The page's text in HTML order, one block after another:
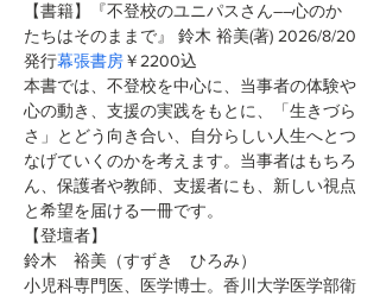
【書籍】『不登校のユニパスさん――心のか
たちはそのままで』 鈴木 裕美(著) 2026/8/20
発行幕張書房￥2200込
本書では、不登校を中心に、当事者の体験や
心の動き、支援の実践をもとに、「生きづら
さ」とどう向き合い、自分らしい人生へとつ
なげていくのかを考えます。当事者はもちろ
ん、保護者や教師、支援者にも、新しい視点
と希望を届ける一冊です。
【登壇者】
鈴木　裕美（すずき　ひろみ）
小児科専門医、医学博士。香川大学医学部衛